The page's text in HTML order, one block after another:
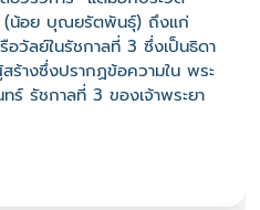
(น้อย บุณยรัตพันธุ์) ถึงแก่
อวัลย์ในรัชกาลที่ 3 ซึ่งเป็นธิดา
ร้างซึ่งปรากฏข้อความใน พระ
ร์ รัชกาลที่ 3 ของเจ้าพระยา